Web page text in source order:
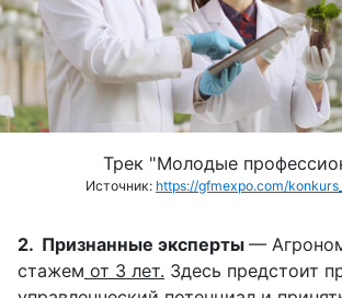
Трек "Молодые
Источник: https://gfmexpo.com/
2. Признанные эксперты —
стажем от 3 лет. Здесь предстоит